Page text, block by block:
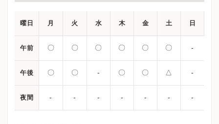
曜日 月 火 水 木 金 土 日
午前 〇 〇 〇 〇 〇 〇 -
午後 〇 〇 - 〇 〇 △ -
夜間 - - - - - - -